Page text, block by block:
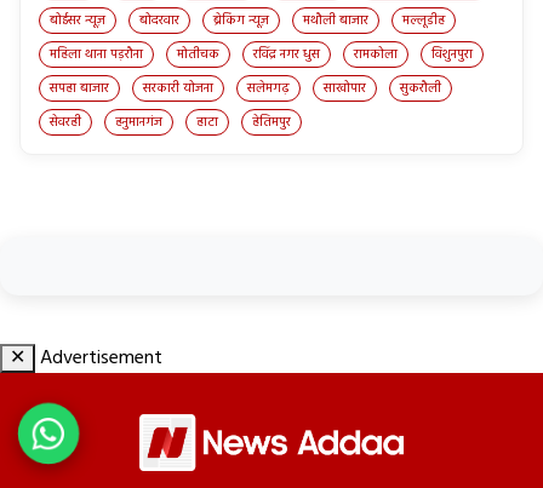
बोईसर न्यूज़
बोदरवार ब्रेकिंग न्यूज़ मथौली बाजार
मल्लूडीह
महिला थाना पड़रौना
मोतीचक रविंद्र नगर धुस रामकोला
विशुनपुरा
सपहा बाजार
सरकारी योजना सलेमगढ़ साखोपार
सुकरौली
सेवरही
हनुमानगंज हाटा हेतिमपुर
✕ Advertisement